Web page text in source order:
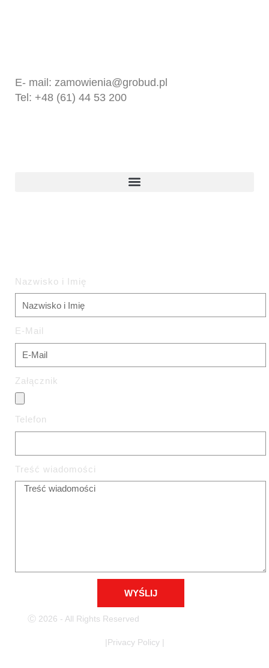
E- mail: zamowienia@grobud.pl
Tel: +48 (61) 44 53 200
Nazwisko i Imię
E-Mail
Załącznik
Telefon
Treść wiadomości
WYŚLIJ
Ⓒ 2026 - All Rights Reserved
|Privacy Policy |